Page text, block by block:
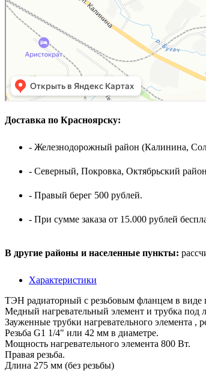
Доставка по Красноярску:
- Железнодорожный район (Калинина,
- Северный, Покровка, Октябрьский
- Правый берег 500 рублей.
- При сумме заказа от 15.000 рублей
В другие районы и населенные пункты:
Характеристики
ТЭН радиаторный с резьбовым фланцем в виде
Медный нагревательный элемент и трубка под
Зауженные трубки нагревательного элемента ,
Резьба G1 1/4" или 42 мм в диаметре.
Мощность нагревательного элемента 800 Вт.
Правая резьба.
Длина 275 мм (без резьбы)